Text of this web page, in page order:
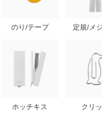
のり/テープ
ホッチキス
定規/メジ
クリップ